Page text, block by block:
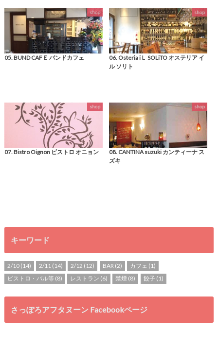
shop
05. BUND CAFＥ バンドカフェ
shop
06. Osteria iＬ SOLiTO オステリア イ
ル ソリト
shop
07. Bistro Oignon ビストロ オニョン
shop
08. CANTINA suzuki カンティーナ ス
ズキ
キーワード
2/10(14) 2/11 (14) 2/12 (12) BAR (2) カフェ (1)
ビストロ・バル等 (8) レストラン (6) 禁煙 (8) 餃子(1)
さっぽろアフタヌーン Facebookページ